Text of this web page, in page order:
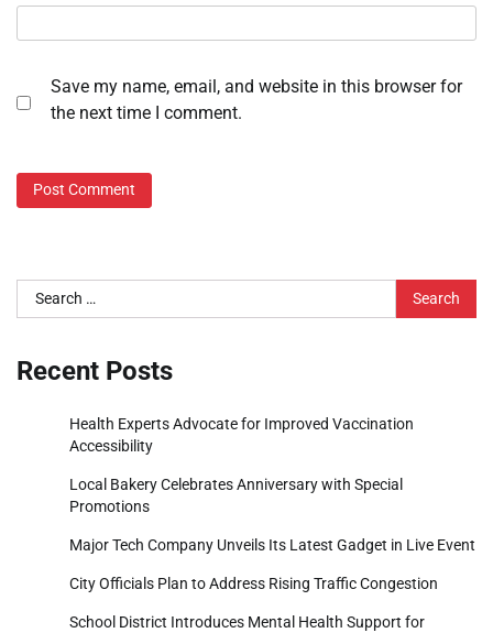
Save my name, email, and website in this browser for
the next time I comment.
Search
for:
Recent Posts
Health Experts Advocate for Improved Vaccination
Accessibility
Local Bakery Celebrates Anniversary with Special
Promotions
Major Tech Company Unveils Its Latest Gadget in Live Event
City Officials Plan to Address Rising Traffic Congestion
School District Introduces Mental Health Support for